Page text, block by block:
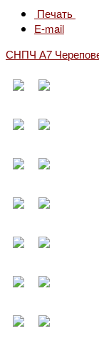
Печать
E-mail
СНПЧ А7